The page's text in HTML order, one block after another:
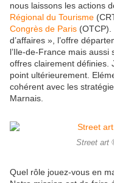
nous laissons les actions
Régional du Tourisme
Congrès de Paris
d’affaires », l’offre
l’Ile-de-France mais
offres clairement définies.
point ultérieurement.
cohérent avec les
Marnais.
Street art
Quel rôle jouez-vous en